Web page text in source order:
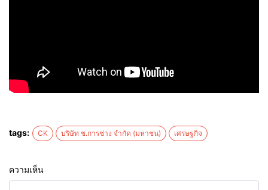
tags: CK บริษัท ช.การช่าง จำกัด (มหาชน) เศรษฐกิจ
ความเห็น